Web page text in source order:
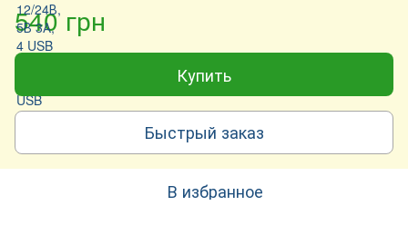
540 грн
Купить
Быстрый заказ
В избранное